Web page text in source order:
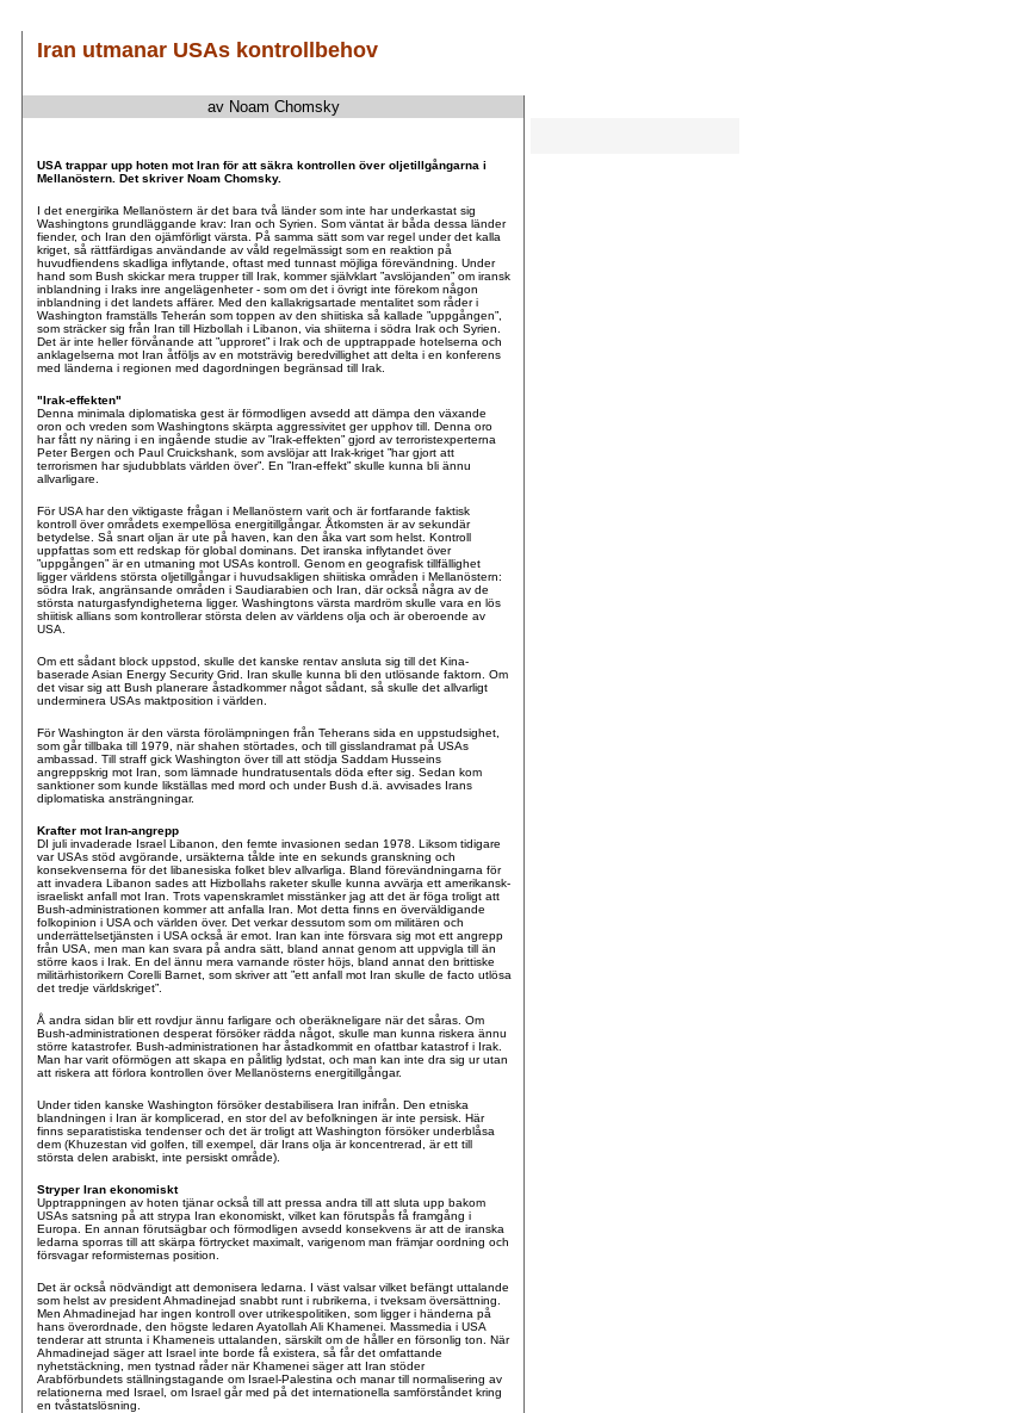
Iran utmanar USAs kontrollbehov
av Noam Chomsky
USA trappar upp hoten mot Iran för att säkra kontrollen över oljetillgångarna i
Mellanöstern. Det skriver Noam Chomsky.
I det energirika Mellanöstern är det bara två länder som inte har underkastat sig
Washingtons grundläggande krav: Iran och Syrien. Som väntat är båda dessa länder
fiender, och Iran den ojämförligt värsta. På samma sätt som var regel under det kalla
kriget, så rättfärdigas användande av våld regelmässigt som en reaktion på
huvudfiendens skadliga inflytande, oftast med tunnast möjliga förevändning. Under
hand som Bush skickar mera trupper till Irak, kommer självklart ”avslöjanden” om iransk
inblandning i Iraks inre angelägenheter - som om det i övrigt inte förekom någon
inblandning i det landets affärer. Med den kallakrigsartade mentalitet som råder i
Washington framställs Teherán som toppen av den shiitiska så kallade ”uppgången”,
som sträcker sig från Iran till Hizbollah i Libanon, via shiiterna i södra Irak och Syrien.
Det är inte heller förvånande att ”upproret” i Irak och de upptrappade hotelserna och
anklagelserna mot Iran åtföljs av en motsträvig beredvillighet att delta i en konferens
med länderna i regionen med dagordningen begränsad till Irak.
"Irak-effekten"
Denna minimala diplomatiska gest är förmodligen avsedd att dämpa den växande
oron och vreden som Washingtons skärpta aggressivitet ger upphov till. Denna oro
har fått ny näring i en ingående studie av ”Irak-effekten” gjord av terroristexperterna
Peter Bergen och Paul Cruickshank, som avslöjar att Irak-kriget ”har gjort att
terrorismen har sjudubblats världen över”. En ”Iran-effekt” skulle kunna bli ännu
allvarligare.
För USA har den viktigaste frågan i Mellanöstern varit och är fortfarande faktisk
kontroll över områdets exempellösa energitillgångar. Åtkomsten är av sekundär
betydelse. Så snart oljan är ute på haven, kan den åka vart som helst. Kontroll
uppfattas som ett redskap för global dominans. Det iranska inflytandet över
”uppgången” är en utmaning mot USAs kontroll. Genom en geografisk tillfällighet
ligger världens största oljetillgångar i huvudsakligen shiitiska områden i Mellanöstern:
södra Irak, angränsande områden i Saudiarabien och Iran, där också några av de
största naturgasfyndigheterna ligger. Washingtons värsta mardröm skulle vara en lös
shiitisk allians som kontrollerar största delen av världens olja och är oberoende av
USA.
Om ett sådant block uppstod, skulle det kanske rentav ansluta sig till det Kina-
baserade Asian Energy Security Grid. Iran skulle kunna bli den utlösande faktorn. Om
det visar sig att Bush planerare åstadkommer något sådant, så skulle det allvarligt
underminera USAs maktposition i världen.
För Washington är den värsta förolämpningen från Teherans sida en uppstudsighet,
som går tillbaka till 1979, när shahen störtades, och till gisslandramat på USAs
ambassad. Till straff gick Washington över till att stödja Saddam Husseins
angreppskrig mot Iran, som lämnade hundratusentals döda efter sig. Sedan kom
sanktioner som kunde likställas med mord och under Bush d.ä. avvisades Irans
diplomatiska ansträngningar.
Krafter mot Iran-angrepp
DI juli invaderade Israel Libanon, den femte invasionen sedan 1978. Liksom tidigare
var USAs stöd avgörande, ursäkterna tålde inte en sekunds granskning och
konsekvenserna för det libanesiska folket blev allvarliga. Bland förevändningarna för
att invadera Libanon sades att Hizbollahs raketer skulle kunna avvärja ett amerikansk-
israeliskt anfall mot Iran. Trots vapenskramlet misstänker jag att det är föga troligt att
Bush-administrationen kommer att anfalla Iran. Mot detta finns en överväldigande
folkopinion i USA och världen över. Det verkar dessutom som om militären och
underrättelsetjänsten i USA också är emot. Iran kan inte försvara sig mot ett angrepp
från USA, men man kan svara på andra sätt, bland annat genom att uppvigla till än
större kaos i Irak. En del ännu mera varnande röster höjs, bland annat den brittiske
militärhistorikern Corelli Barnet, som skriver att ”ett anfall mot Iran skulle de facto utlösa
det tredje världskriget”.
Å andra sidan blir ett rovdjur ännu farligare och oberäkneligare när det såras. Om
Bush-administrationen desperat försöker rädda något, skulle man kunna riskera ännu
större katastrofer. Bush-administrationen har åstadkommit en ofattbar katastrof i Irak.
Man har varit oförmögen att skapa en pålitlig lydstat, och man kan inte dra sig ur utan
att riskera att förlora kontrollen över Mellanösterns energitillgångar.
Under tiden kanske Washington försöker destabilisera Iran inifrån. Den etniska
blandningen i Iran är komplicerad, en stor del av befolkningen är inte persisk. Här
finns separatistiska tendenser och det är troligt att Washington försöker underblåsa
dem (Khuzestan vid golfen, till exempel, där Irans olja är koncentrerad, är ett till
största delen arabiskt, inte persiskt område).
Stryper Iran ekonomiskt
Upptrappningen av hoten tjänar också till att pressa andra till att sluta upp bakom
USAs satsning på att strypa Iran ekonomiskt, vilket kan förutspås få framgång i
Europa. En annan förutsägbar och förmodligen avsedd konsekvens är att de iranska
ledarna sporras till att skärpa förtrycket maximalt, varigenom man främjar oordning och
försvagar reformisternas position.
Det är också nödvändigt att demonisera ledarna. I väst valsar vilket befängt uttalande
som helst av president Ahmadinejad snabbt runt i rubrikerna, i tveksam översättning.
Men Ahmadinejad har ingen kontroll over utrikespolitiken, som ligger i händerna på
hans överordnade, den högste ledaren Ayatollah Ali Khamenei. Massmedia i USA
tenderar att strunta i Khameneis uttalanden, särskilt om de håller en försonlig ton. När
Ahmadinejad säger att Israel inte borde få existera, så får det omfattande
nyhetstäckning, men tystnad råder när Khamenei säger att Iran stöder
Arabförbundets ställningstagande om Israel-Palestina och manar till normalisering av
relationerna med Israel, om Israel går med på det internationella samförståndet kring
en tvåstatslösning.